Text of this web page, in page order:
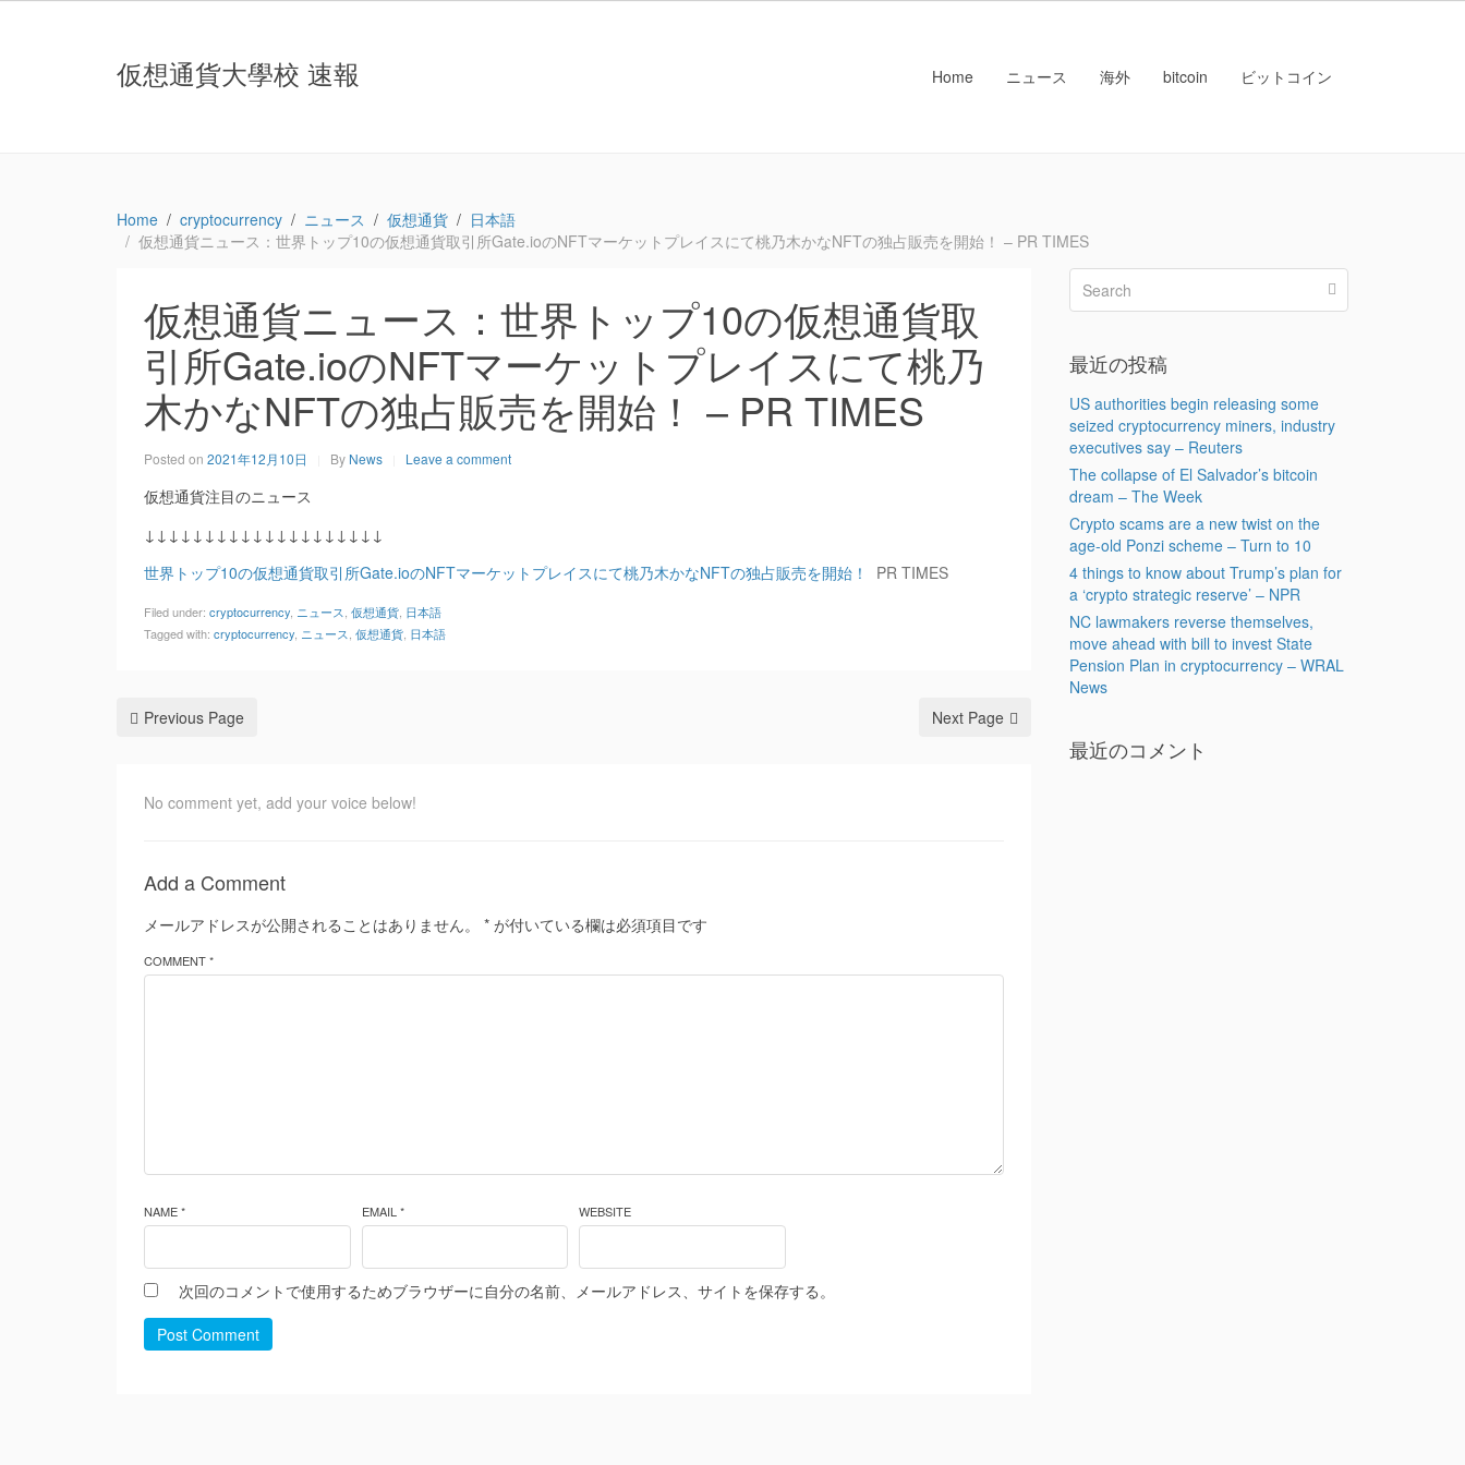
仮想通貨大學校 速報 Home ニュース 海外 bitcoin ビットコイン
Home cryptocurrency ニュース 仮想通貨
日本語
仮想通貨ニュース：世界トップ10の仮想通貨取引所Gate.ioのNFTマーケットプレイスにて桃乃木かなNFTの独占販売を開始！ – PR TIMES
仮想通貨ニュース：世界トップ10の仮想通貨取
引所Gate.ioのNFTマーケットプレイスにて桃乃
木かなNFTの独占販売を開始！ – PR TIMES
Posted on 2021年12月10日 By News Leave a comment
仮想通貨注目のニュース
↓↓↓↓↓↓↓↓↓↓↓↓↓↓↓↓↓↓↓↓
世界トップ10の仮想通貨取引所Gate.ioのNFTマーケットプレイスにて桃乃木かなNFTの独占販売を開始！
PR TIMES
Filed under: cryptocurrency ニュース 仮想通貨 日本語
Tagged with: cryptocurrency ニュース 仮想通貨 日本語
Previous Page Next Page
No comment yet, add your voice below!
Add a Comment
メールアドレスが公開されることはありません。 * が付いている欄は必須項目です
COMMENT *
NAME * EMAIL * WEBSITE
次回のコメントで使用するためブラウザーに自分の名前、メールアドレス、サイトを保存する。
Post Comment
最近の投稿
US authorities begin releasing some
seized cryptocurrency miners, industry
executives say – Reuters
The collapse of El Salvador’s bitcoin
dream – The Week
Crypto scams are a new twist on the
age-old Ponzi scheme – Turn to 10
4 things to know about Trump’s plan for
a ‘crypto strategic reserve’ – NPR
NC lawmakers reverse themselves,
move ahead with bill to invest State
Pension Plan in cryptocurrency – WRAL
News
最近のコメント